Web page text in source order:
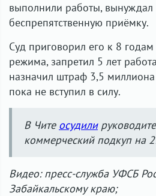
выполнили работы, вынуждал
беспрепятственную приёмку.
Суд приговорил его к 8
режима, запретил 5 лет
назначил штраф 3,5
пока не вступил в силу.
В Чите осудили
коммерческий подкуп на
Видео: пресс-служба УФСБ
Забайкальскому краю;